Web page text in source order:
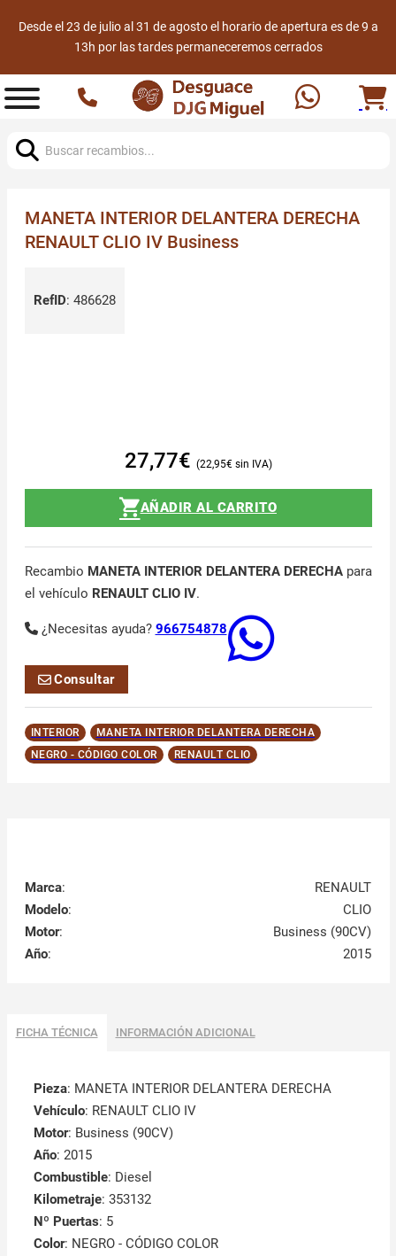
Desde el 23 de julio al 31 de agosto el horario de apertura es de 9 a
13h por las tardes permaneceremos cerrados
MANETA INTERIOR DELANTERA DERECHA
RENAULT CLIO IV Business
RefID: 486628
27,77€ 22,95€
AÑADIR AL CARRITO
Recambio MANETA INTERIOR DELANTERA DERECHApara
el vehículo RENAULT CLIO IV.
¿Necesitas ayuda? 966754878
Consultar
INTERIOR
MANETA INTERIOR DELANTERA DERECHA
NEGRO - CÓDIGO COLOR
RENAULT CLIO
Marca:
RENAULT
Modelo:
CLIO
Motor:
Business (90CV)
Año: 2015
FICHA TÉCNICA INFORMACIÓN ADICIONAL
Pieza: MANETA INTERIOR DELANTERA DERECHA
Vehículo: RENAULT CLIO IV
Motor: Business (90CV)
Año: 2015
Combustible: Diesel
Kilometraje: 353132
Nº Puertas: 5
Color: NEGRO - CÓDIGO COLOR